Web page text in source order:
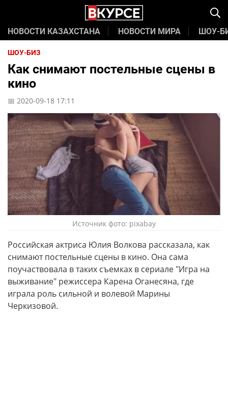
НОВОСТИ КАЗАХСТАНА НОВОСТИ МИРА ШОУ-
ШОУ-БИЗ
Как снимают постельные сцены в
кино
📅 2020-09-18 17:11
Источник фото: pixabay
Российская актриса Юлия Волкова рассказала, как
снимают постельные сцены в кино. Она сама
поучаствовала в таких съемках в сериале "Игра на
выживание" режиссера Карена Оганесяна, где
играла роль сильной и волевой Марины
Черкизовой.